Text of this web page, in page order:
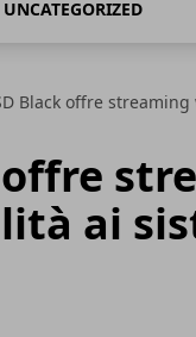
UNCATEGORIZED
Black offre
offre
ai